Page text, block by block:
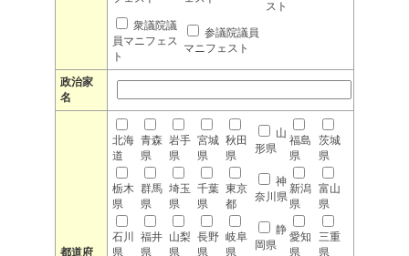
スト
衆議院議
員マニフェス
ト
参議院議員
マニフェスト
政治家
名
都道府
北海
道
青森
県
岩手
県
宮城
県
秋田
県
山
形県
福島
県
茨城
県
栃木
県
群馬
県
埼玉
県
千葉
県
東京
都
神
奈川県
新潟
県
富山
県
石川
県
福井
県
山梨
県
長野
県
岐阜
県
静
岡県
愛知
県
三重
県